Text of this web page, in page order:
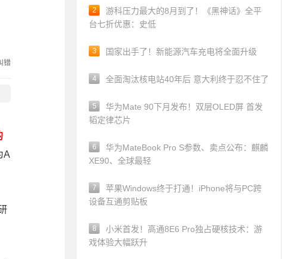
错
A
2
游科压力最大的8月到了！《黑神话》全平
台七折优惠：史低
3 国家出手了！新能源汽车充电将全面升级
4 全面淘汰核电站40年后 意大利终于忍不住了
5
华为Mate 90下月发布！双层OLED屏 首发
韬定律芯片
6
华为MateBook Pro S参数、卖点公布：麒麟
XE90、全球最轻
7
苹果Windows终于打通！iPhone将与PC跨
设备互通剪贴板
8
小米首发！高通8E6 Pro独占硬核技术：游
戏体验大幅跃升